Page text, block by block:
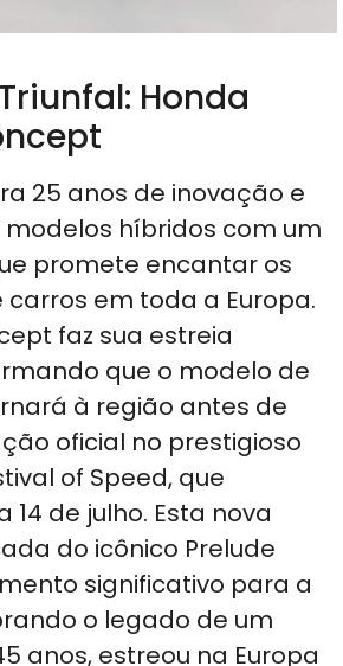
Honda
25 anos de inovação e
híbridos com um
promete encantar os
em toda a Europa.
faz sua estreia
que o modelo de
à região antes de
oficial no prestigioso
of Speed, que
14 de julho. Esta nova
do icônico Prelude
significativo para a
o legado de um
anos, estreou na Europa